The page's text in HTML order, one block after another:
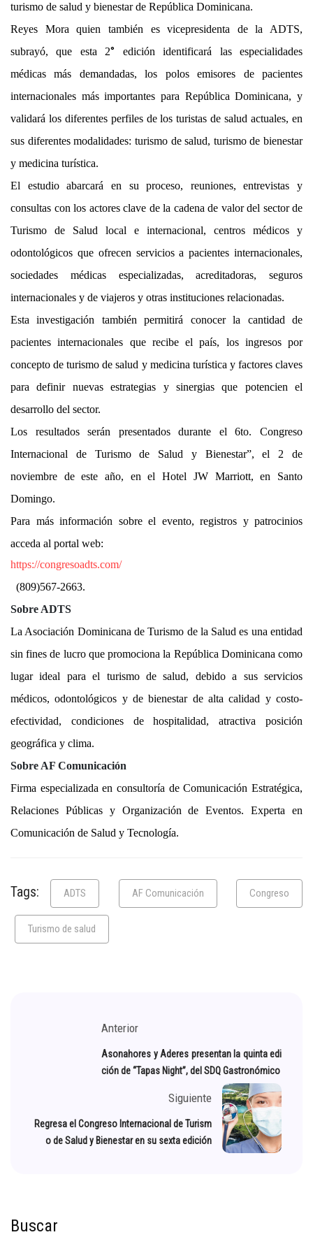
turismo de salud y bienestar de República Dominicana.
Reyes Mora quien también es vicepresidenta de la ADTS,
subrayó, que esta 2° edición identificará las especialidades
médicas más demandadas, los polos emisores de pacientes
internacionales más importantes para República Dominicana, y
validará los diferentes perfiles de los turistas de salud actuales, en
sus diferentes modalidades: turismo de salud, turismo de bienestar
y medicina turística.
El estudio abarcará en su proceso, reuniones, entrevistas y
consultas con los actores clave de la cadena de valor del sector de
Turismo de Salud local e internacional, centros médicos y
odontológicos que ofrecen servicios a pacientes internacionales,
sociedades médicas especializadas, acreditadoras, seguros
internacionales y de viajeros y otras instituciones relacionadas.
Esta investigación también permitirá conocer la cantidad de
pacientes internacionales que recibe el país, los ingresos por
concepto de turismo de salud y medicina turística y factores claves
para definir nuevas estrategias y sinergias que potencien el
desarrollo del sector.
Los resultados serán presentados durante el 6to. Congreso
Internacional de Turismo de Salud y Bienestar”, el 2 de
noviembre de este año, en el Hotel JW Marriott, en Santo
Domingo.
Para más información sobre el evento, registros y patrocinios
acceda al portal web:
https://congresoadts.com/
(809)567-2663.
Sobre ADTS
La Asociación Dominicana de Turismo de la Salud es una entidad
sin fines de lucro que promociona la República Dominicana como
lugar ideal para el turismo de salud, debido a sus servicios
médicos, odontológicos y de bienestar de alta calidad y costo-
efectividad, condiciones de hospitalidad, atractiva posición
geográfica y clima.
Sobre AF Comunicación
Firma especializada en consultoría de Comunicación Estratégica,
Relaciones Públicas y Organización de Eventos. Experta en
Comunicación de Salud y Tecnología.
Tags: ADTS AF Comunicación Congreso
Turismo de salud
Anterior
Asonahores y Aderes presentan la quinta edi
ción de “Tapas Night”, del SDQ Gastronómico
Siguiente
Regresa el Congreso Internacional de Turism
o de Salud y Bienestar en su sexta edición
Buscar